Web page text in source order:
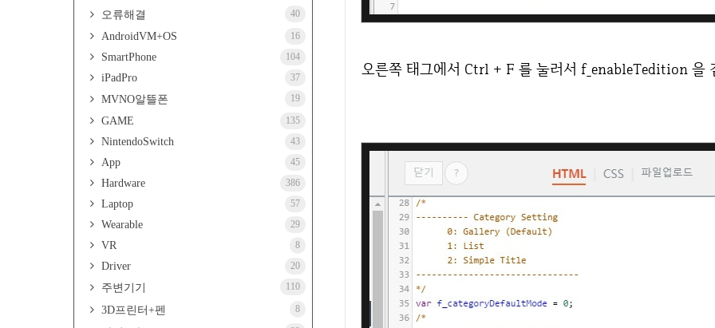
오른쪽 태그에서 Ctrl + F 를 눌러서 f_enableTedition 을
오류해결 40
AndroidVM+OS 16
SmartPhone 104
iPadPro 37
MVNO알뜰폰 19
GAME 135
NintendoSwitch 43
App 45
Hardware 386
Laptop 57
Wearable 29
VR 8
Driver 20
주변기기 110
3D프린터+펜 8